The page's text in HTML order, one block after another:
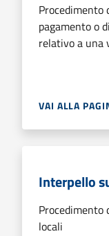
Procedimento
pagamento o
relativo a una
VAI ALLA
Interpello
locali